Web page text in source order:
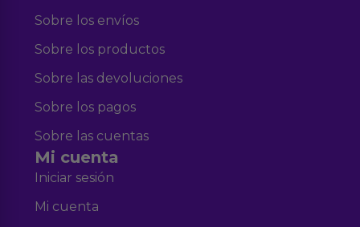
Sobre los envíos
Sobre los productos
Sobre las devoluciones
Sobre los pagos
Sobre las cuentas
Mi cuenta
Iniciar sesión
Mi cuenta